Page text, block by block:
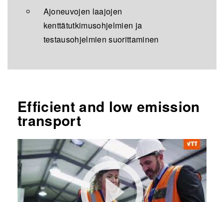
Ajoneuvojen laajojen
kenttätutkimusohjelmien ja
testausohjelmien suorittaminen
Efficient and low emission
transport